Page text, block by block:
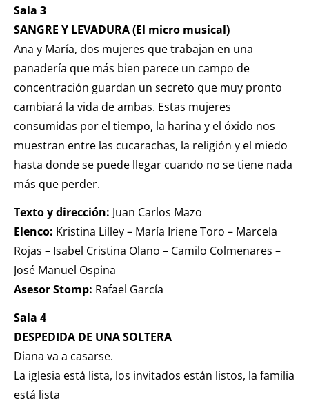
Sala 3
SANGRE Y LEVADURA (El micro musical)
Ana y María, dos mujeres que trabajan en una
panadería que más bien parece un campo de
concentración guardan un secreto que muy pronto
cambiará la vida de ambas. Estas mujeres
consumidas por el tiempo, la harina y el óxido nos
muestran entre las cucarachas, la religión y el miedo
hasta donde se puede llegar cuando no se tiene nada
más que perder.
Texto y dirección: Juan Carlos Mazo
Elenco: Kristina Lilley – María Iriene Toro – Marcela
Rojas – Isabel Cristina Olano – Camilo Colmenares –
José Manuel Ospina
Asesor Stomp: Rafael García
Sala 4
DESPEDIDA DE UNA SOLTERA
Diana va a casarse.
La iglesia está lista, los invitados están listos, la familia
está lista